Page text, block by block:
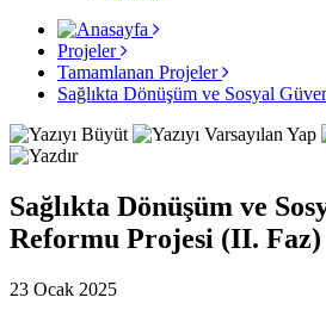
Projeler
Tamamlanan Projeler
Sağlıkta Dönüşüm ve Sosyal
Sağlıkta Dönüşüm ve
Reformu Projesi (II. Faz)
23 Ocak 2025